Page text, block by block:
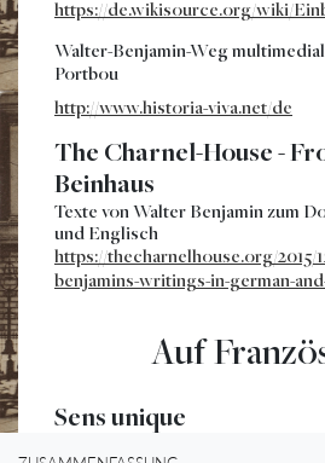
https://de.wikisource.org/wiki/
Walter-Benjamin-Weg
Portbou
http://www.historia-viva.net/de
The Charnel-House -
Beinhaus
Texte von Walter Benjamin zum
und Englisch
https://thecharnelhouse.org/2015/
benjamins-writings-in-german-
Auf
Sens unique